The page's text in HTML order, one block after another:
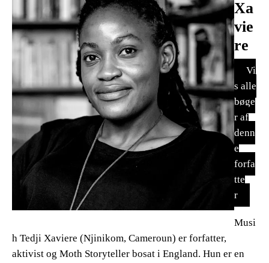
Xa
vie
re
Vi
s alle
bøge
r af
denn
e
forfa
tte
r
Musi
h Tedji Xaviere (Njinikom, Cameroun) er forfatter,
aktivist og Moth Storyteller bosat i England. Hun er en